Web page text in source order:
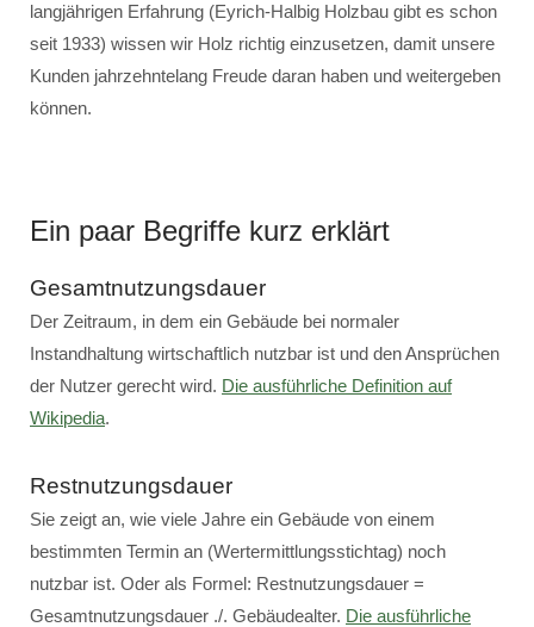
langjährigen Erfahrung (Eyrich-Halbig Holzbau gibt es schon
seit 1933) wissen wir Holz richtig einzusetzen, damit unsere
Kunden jahrzehntelang Freude daran haben und weitergeben
können.
Ein paar Begriffe kurz erklärt
Gesamtnutzungsdauer
Der Zeitraum, in dem ein Gebäude bei normaler
Instandhaltung wirtschaftlich nutzbar ist und den Ansprüchen
der Nutzer gerecht wird. Die ausführliche Definition auf
Wikipedia.
Restnutzungsdauer
Sie zeigt an, wie viele Jahre ein Gebäude von einem
bestimmten Termin an (Wertermittlungsstichtag) noch
nutzbar ist. Oder als Formel: Restnutzungsdauer =
Gesamtnutzungsdauer ./. Gebäudealter. Die ausführliche